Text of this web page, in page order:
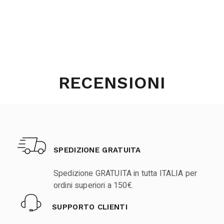
RECENSIONI
SPEDIZIONE GRATUITA
Spedizione GRATUITA in tutta ITALIA per
ordini superiori a 150€.
SUPPORTO CLIENTI